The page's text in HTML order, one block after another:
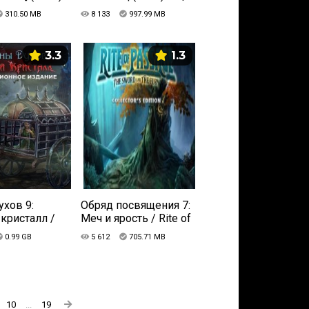
310.50 MB
Пиратка
8 133 997.99 MB
3.3
9:
/
9:
Crystal
0.99 GB
1.3
Обряд посвящения 7:
Меч и ярость / Rite of
Passage: The Sword
and the Fury (2017) PC |
5 612 705.71 MB
10 ... 19